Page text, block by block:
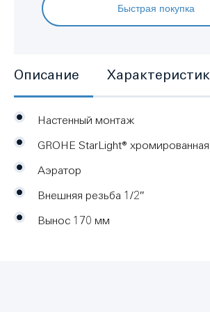
Быстрая покупка
Описание
Настенный монтаж
GROHE StarLight®
Аэратор
Внешняя резьба 1/2″
Вынос 170 мм